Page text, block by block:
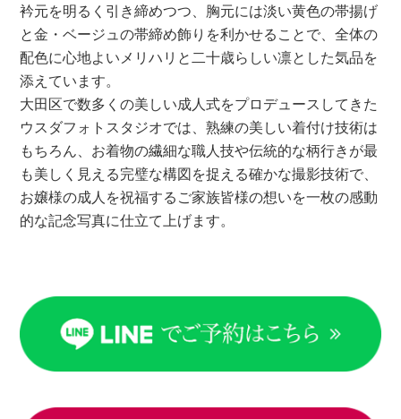
衿元を明るく引き締めつつ、胸元には淡い黄色の帯揚げ
と金・ベージュの帯締め飾りを利かせることで、全体の
配色に心地よいメリハリと二十歳らしい凛とした気品を
添えています。
大田区で数多くの美しい成人式をプロデュースしてきた
ウスダフォトスタジオでは、熟練の美しい着付け技術は
もちろん、お着物の繊細な職人技や伝統的な柄行きが最
も美しく見える完璧な構図を捉える確かな撮影技術で、
お嬢様の成人を祝福するご家族皆様の想いを一枚の感動
的な記念写真に仕立て上げます。